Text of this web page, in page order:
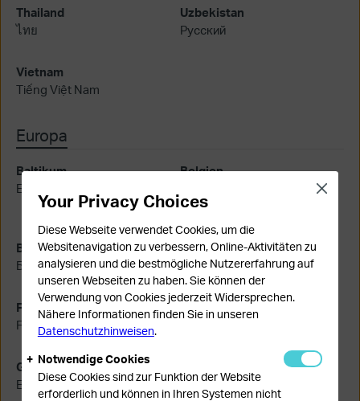
Thailand
ไทย
Uzbekistan
Русский
Vietnam
Tiếng Việt Nam
Europa
Baltikum
English
Belgien
Français
Bulgarien
Български език
Tschechische Republik
Čeština
Frankreich
Français
Deutschland
Griechenland
Ελληνικά
Magyar
Your Privacy Choices
Diese Webseite verwendet Cookies, um die
Websitenavigation zu verbessern, Online-Aktivitäten zu
analysieren und die bestmögliche Nutzererfahrung auf
unseren Webseiten zu haben. Sie können der
Verwendung von Cookies jederzeit Widersprechen.
Nähere Informationen finden Sie in unseren
Datenschutzhinweisen.
Notwendige Cookies
Diese Cookies sind zur Funktion der Website
erforderlich und können in Ihren Systemen nicht
Close